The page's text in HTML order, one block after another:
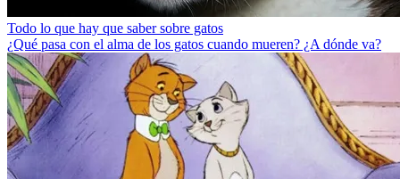
Todo lo que hay que saber sobre gatos
¿Qué pasa con el alma de los gatos cuando mueren? ¿A dónde va?